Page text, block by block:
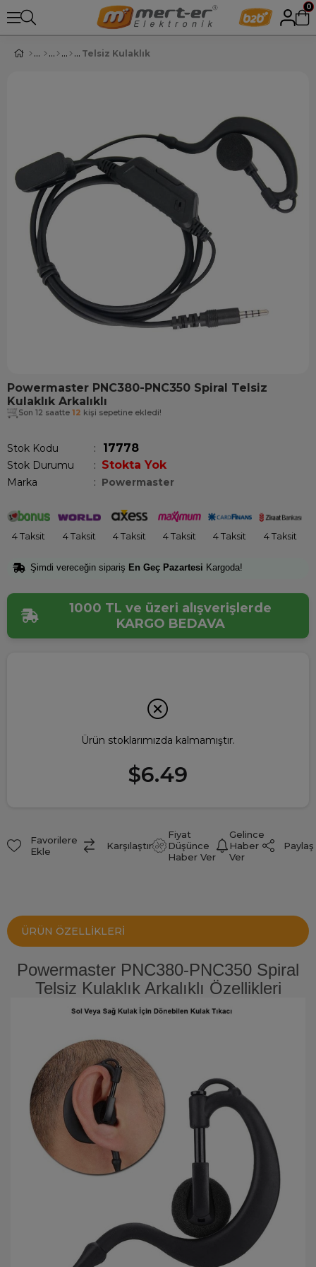
0
Telsiz Kulaklık
Powermaster PNC380-PNC350 Spiral Telsiz
Kulaklık Arkalıklı
Son 12 saatte 12 kişi sepetine ekledi!
Stok Kodu 17778
Stok Durumu : Stokta Yok
Marka : Powermaster
4 Taksit 4 Taksit 4 Taksit 4 Taksit 4 Taksit 4 Taksit
Şimdi vereceğin sipariş En Geç Pazartesi Kargoda!
1000 TL ve üzeri alışverişlerde
KARGO BEDAVA
Ürün stoklarımızda kalmamıştır.
$6.49
Favorilere
Ekle
Karşılaştır
Fiyat
Düşünce
Haber Ver
Gelince
Haber
Ver
Paylaş
ÜRÜN ÖZELLIKLERI
Powermaster PNC380-PNC350 Spiral
Telsiz Kulaklık Arkalıklı Özellikleri